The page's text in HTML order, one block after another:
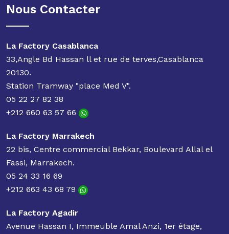
Nous Contacter
La Factory Casablanca
33,Angle Bd Hassan ll et rue de terves,Casablanca
20130.
Station Tramway "place Med V".
05 22 27 82 38
+212 660 63 57 66
La Factory Marrakech
22 bis, Centre commercial Bekkar, Boulevard Allal el
Fassi, Marrakech.
05 24 33 16 69
+212 663 43 68 79
La Factory Agadir
Avenue Hassan I, Immeuble Amal Anzi, 1er étage,